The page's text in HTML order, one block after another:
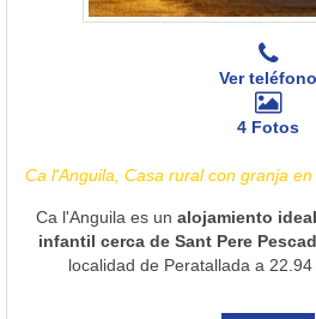
Ver teléfono
4 Fotos
Ca l'Anguila, Casa rural con granja
Ca l'Anguila es un alojamiento
infantil cerca de Sant Pere
localidad de Peratallada a